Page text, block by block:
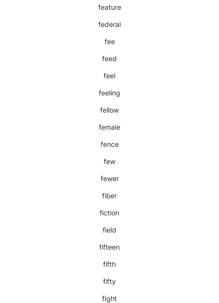
feature
federal
fee
feed
feel
feeling
fellow
female
fence
few
fewer
fiber
fiction
field
fifteen
fifth
fifty
fight